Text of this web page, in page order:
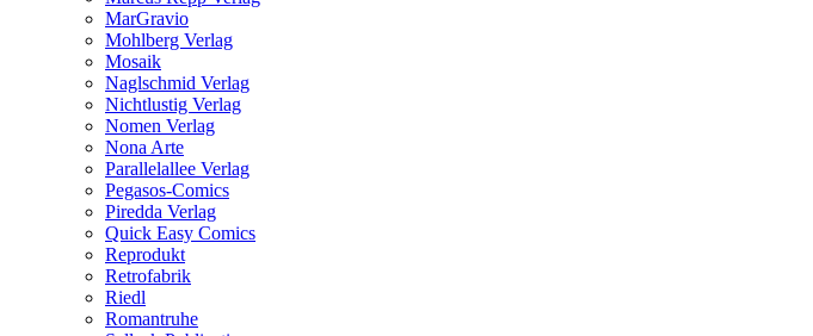
MarGravio
Mohlberg Verlag
Mosaik
Naglschmid Verlag
Nichtlustig Verlag
Nomen Verlag
Nona Arte
Parallelallee Verlag
Pegasos-Comics
Piredda Verlag
Quick Easy Comics
Reprodukt
Retrofabrik
Riedl
Romantruhe